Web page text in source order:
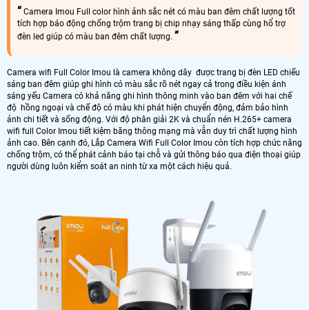
Camera Imou Full color hình ảnh sắc nét có màu ban đêm chất lượng tốt
tích hợp báo động chống trộm trang bị chip nhạy sáng thấp cùng hổ trợ
đèn led giúp có màu ban đêm chất lượng.
Camera wifi Full Color Imou là camera không dây được trang bị đèn LED chiếu
sáng ban đêm giúp ghi hình có màu sắc rõ nét ngay cả trong điều kiện ánh
sáng yếu Camera có khả năng ghi hình thông minh vào ban đêm với hai chế
độ hồng ngoại và chế độ có màu khi phát hiện chuyển động, đảm bảo hình
ảnh chi tiết và sống động. Với độ phân giải 2K và chuẩn nén H.265+ camera
wifi full Color Imou tiết kiệm băng thông mạng mà vẫn duy trì chất lượng hình
ảnh cao. Bên cạnh đó, Lắp Camera Wifi Full Color Imou còn tích hợp chức năng
chống trộm, có thể phát cảnh báo tại chỗ và gửi thông báo qua điện thoại giúp
người dùng luôn kiểm soát an ninh từ xa một cách hiệu quả.